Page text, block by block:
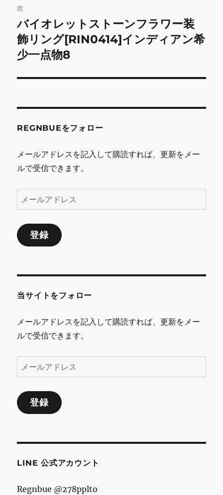
ゲ
ー
シ
次
次
の
投
バイオレットストーンフラワー装
飾リング[RIN0414]インディアン希
少一点物8
REGNBUEをフォロー
メールアドレスを記入して購読すれば、更新をメー
ルで受信できます。
ー
ル
ア
ス
登録
当サイトをフォロー
メールアドレスを記入して購読すれば、更新をメー
ルで受信できます。
ー
ル
ア
ス
登録
LINE 公式アカウント
Regnbue @278pplto